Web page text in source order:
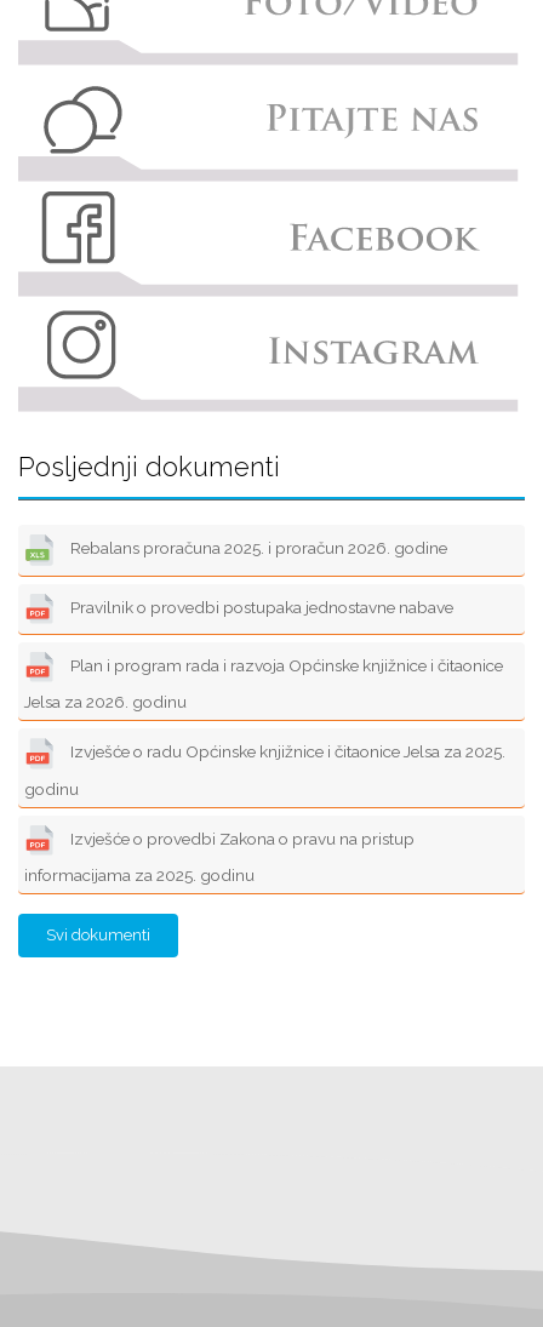
Posljednji dokumenti
Rebalans proračuna 2025. i proračun 2026. godine
Pravilnik o provedbi postupaka jednostavne nabave
Plan i program rada i razvoja Općinske knjižnice i čitaonice
Jelsa za 2026. godinu
Izvješće o radu Općinske knjižnice i čitaonice Jelsa za 2025.
godinu
Izvješće o provedbi Zakona o pravu na pristup
informacijama za 2025. godinu
Svi dokumenti